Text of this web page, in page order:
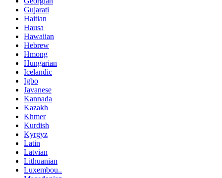
Gujarati
Haitian
Hausa
Hawaiian
Hebrew
Hmong
Hungarian
Icelandic
Igbo
Javanese
Kannada
Kazakh
Khmer
Kurdish
Kyrgyz
Latin
Latvian
Lithuanian
Luxembou..